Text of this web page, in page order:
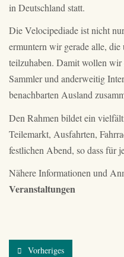
in Deutschland statt.
Die Velocipediade ist nicht
ermuntern wir gerade alle, die
teilzuhaben. Damit wollen
Sammler und anderweitig
benachbarten Ausland
Den Rahmen bildet ein
Teilemarkt, Ausfahrten,
festlichen Abend, so dass für
Nähere Informationen und
Veranstaltungen
Vorheriges